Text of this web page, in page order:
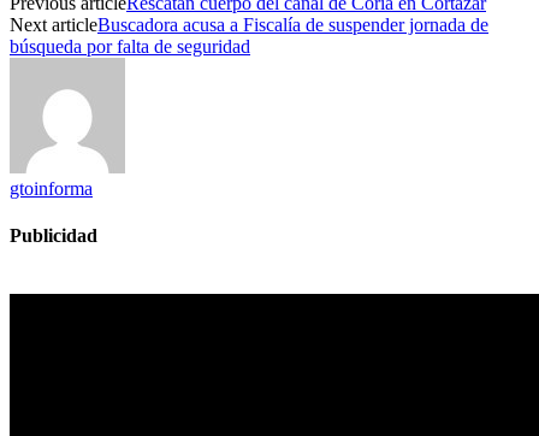
Next articleBuscadora acusa a Fiscalía de suspender jornada de
búsqueda por falta de seguridad
gtoinforma
Publicidad